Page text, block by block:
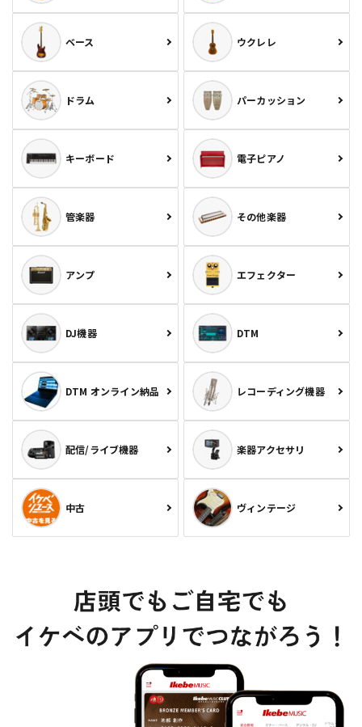
ベース ウクレレ
ドラム パーカッション
キーボード 電子ピアノ
管楽器 その他楽器
アンプ エフェクター
DJ機器 DTM
DTM オンライン納品 レコーディング機器
配信/ライブ機器 楽器アクセサリ
中古 ヴィンテージ